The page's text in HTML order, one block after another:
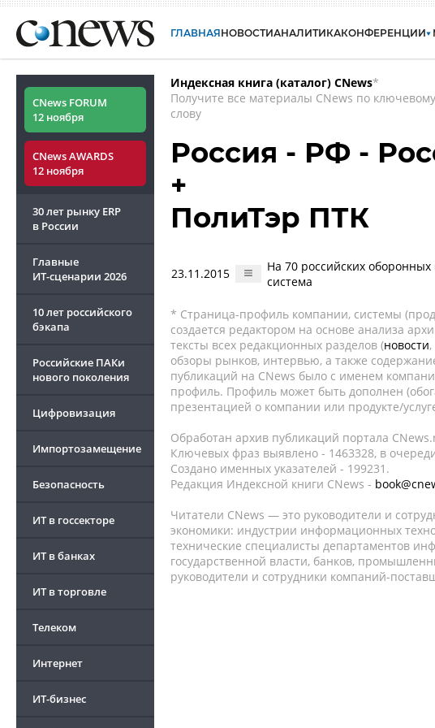
ГЛАВНАЯНОВОСТИАНАЛИТИКАКОНФЕРЕНЦИИ
CNews FORUM
12 ноября
CNews AWARDS
12 ноября
30 лет рынку ERP
в России
Главные
ИТ-сценарии 2026
10 лет российского
бэкапа
Российские ПАКи
нового поколения
Цифровизация
Импортозамещение
Безопасность
ИТ в госсекторе
ИТ в банках
ИТ в торговле
Телеком
Интернет
ИТ-бизнес
Индексная книга (каталог) CNews*
Получите все материалы CNews по ключевому
слову
Россия - РФ -
+
ПолиТэр ПТК
23.11.2015
На 70 российских оборонных
система
* Страница-профиль компании, системы
создается редактором на основе анализа
тексты всех редакционных разделов (новости
обзоры рынков, интервью, а также
публикаций на CNews было с именем
профиль. Профиль может быть дополнен
презентацией о компании или продукте/
Обработан архив публикаций портала
Ключевых фраз выявлено - 1463328, в
Создано именных указателей - 199231.
Редакция Индексной книги CNews -
Читатели CNews — это руководители и
экономики: индустрии информационных
технические специалисты департаментов
государственной власти, банков,
руководители и сотрудники компаний-